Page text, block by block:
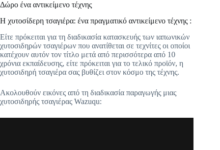
Δώρο ένα αντικείμενο τέχνης
Η χυτοσίδερη τσαγιέρα: ένα πραγματικό αντικείμενο τέχνης :
Είτε πρόκειται για τη διαδικασία κατασκευής των ιαπωνικών
χυτοσιδηρών τσαγιέρων που ανατίθεται σε τεχνίτες οι οποίοι
κατέχουν αυτόν τον τίτλο μετά από περισσότερα από 10
χρόνια εκπαίδευσης, είτε πρόκειται για το τελικό προϊόν, η
χυτοσιδηρή τσαγιέρα σας βυθίζει στον κόσμο της τέχνης.
Ακολουθούν εικόνες από τη διαδικασία παραγωγής μιας
χυτοσιδηρής τσαγιέρας Wazuqu: